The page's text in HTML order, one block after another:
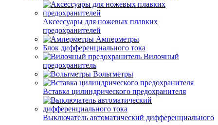
Аксессуары для ножевых плавких
предохранителей
Амперметры
Блок дифференциального тока
Вилочный
предохранитель
Вольтметры
Вставка цилиндрического предохранителя
Выключатель автоматический дифференциального